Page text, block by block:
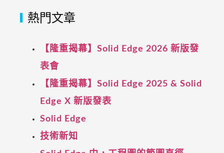
熱門文章
【隆重揭幕】Solid Edge 2026 新版發
表會
【隆重揭幕】Solid Edge 2025 & Solid
Edge X 新版發表
Solid Edge
技術新知